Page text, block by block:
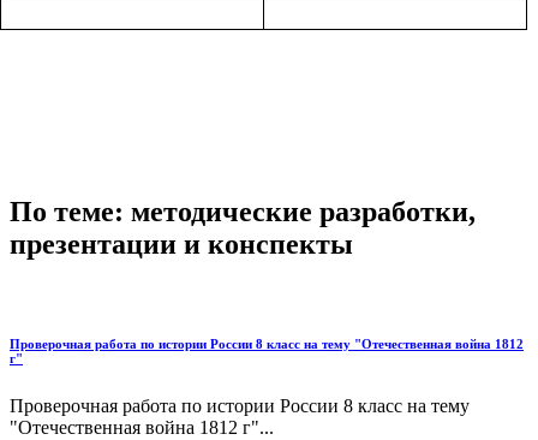
По теме: методические разработки,
презентации и конспекты
Проверочная работа по истории России 8 класс на тему "Отечественная война 1812
г"
Проверочная работа по истории России 8 класс на тему
"Отечественная война 1812 г"...